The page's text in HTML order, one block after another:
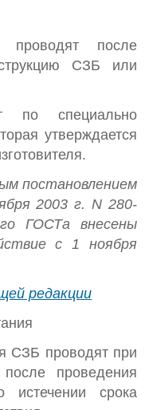
проводят после
СЗБ или
по специально
утверждается
постановлением
2003 г. N 280-
ГОСТа внесены
с 1 ноября
редакции
СЗБ проводят при
проведения
срока